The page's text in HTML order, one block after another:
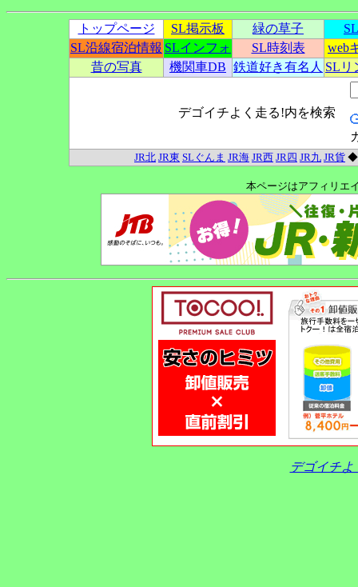
トップページ SL掲示板 緑の草子
SL沿線宿泊情報 SLインフォ SL時刻表
web
昔の写真
機関車DB 鉄道好き有名人 SLリ
デゴイチよく走る!内を検索
JR北 JR東 SLぐんま JR海 JR西 JR四 JR九 JR貨
本ページはアフィリエ
デゴイチよ